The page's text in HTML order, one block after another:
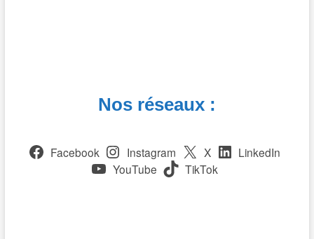
Nos réseaux :
Facebook Instagram X
LinkedIn
YouTube
TikTok